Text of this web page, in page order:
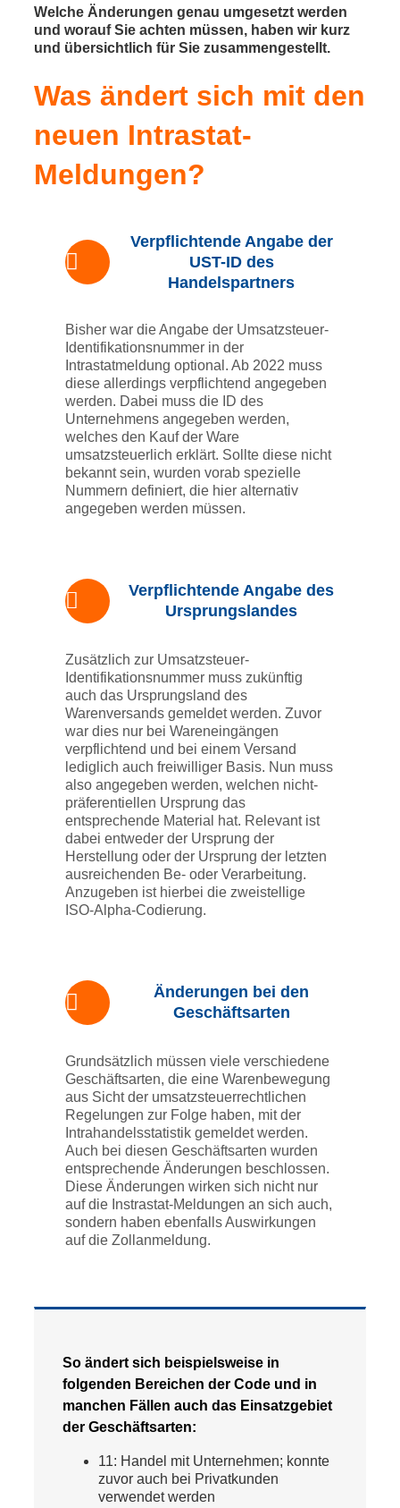
Welche Änderungen genau umgesetzt werden
und worauf Sie achten müssen, haben wir kurz
und übersichtlich für Sie zusammengestellt.
Was ändert sich mit den
neuen Intrastat-
Meldungen?
Verpflichtende Angabe der
UST-ID des
Handelspartners
Bisher war die Angabe der Umsatzsteuer-
Identifikationsnummer in der
Intrastatmeldung optional. Ab 2022 muss
diese allerdings verpflichtend angegeben
werden. Dabei muss die ID des
Unternehmens angegeben werden,
welches den Kauf der Ware
umsatzsteuerlich erklärt. Sollte diese nicht
bekannt sein, wurden vorab spezielle
Nummern definiert, die hier alternativ
angegeben werden müssen.
Verpflichtende Angabe des
Ursprungslandes
Zusätzlich zur Umsatzsteuer-
Identifikationsnummer muss zukünftig
auch das Ursprungsland des
Warenversands gemeldet werden. Zuvor
war dies nur bei Wareneingängen
verpflichtend und bei einem Versand
lediglich auch freiwilliger Basis. Nun muss
also angegeben werden, welchen nicht-
präferentiellen Ursprung das
entsprechende Material hat. Relevant ist
dabei entweder der Ursprung der
Herstellung oder der Ursprung der letzten
ausreichenden Be- oder Verarbeitung.
Anzugeben ist hierbei die zweistellige
ISO-Alpha-Codierung.
Änderungen bei den
Geschäftsarten
Grundsätzlich müssen viele verschiedene
Geschäftsarten, die eine Warenbewegung
aus Sicht der umsatzsteuerrechtlichen
Regelungen zur Folge haben, mit der
Intrahandelsstatistik gemeldet werden.
Auch bei diesen Geschäftsarten wurden
entsprechende Änderungen beschlossen.
Diese Änderungen wirken sich nicht nur
auf die Instrastat-Meldungen an sich auch,
sondern haben ebenfalls Auswirkungen
auf die Zollanmeldung.
So ändert sich beispielsweise in
folgenden Bereichen der Code und in
manchen Fällen auch das Einsatzgebiet
der Geschäftsarten:
11: Handel mit Unternehmen; konnte
zuvor auch bei Privatkunden
verwendet werden